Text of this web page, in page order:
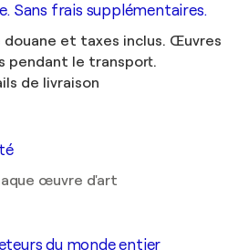
Sans frais supplémentaires.
douane et taxes inclus. Œuvres
pendant le transport.
de livraison
œuvre d'art
du monde entier